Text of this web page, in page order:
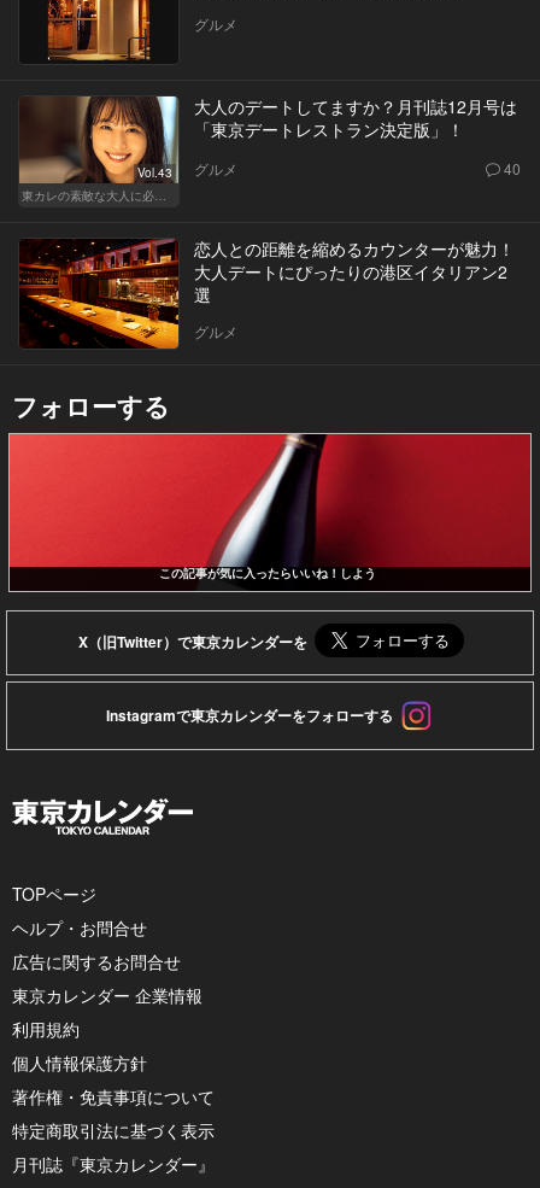
グルメ
Vol.43
大人のデートしてますか？月刊誌12月号は
「東京デートレストラン決定版」！
グルメ 40
恋人との距離を縮めるカウンターが魅力！
大人デートにぴったりの港区イタリアン2
選
グルメ
フォローする
この記事が気に入ったらいいね！しよう
X（旧Twitter）で東京カレンダーを
Instagramで東京カレンダーをフォローする
TOPページ
ヘルプ・お問合せ
広告に関するお問合せ
東京カレンダー 企業情報
利用規約
個人情報保護方針
著作権・免責事項について
特定商取引法に基づく表示
月刊誌『東京カレンダー』